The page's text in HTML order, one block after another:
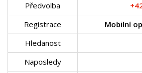
Předvolba
Registrace
Mobilní
Hledanost
Naposledy